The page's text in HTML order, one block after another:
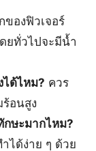
ของฟิวเจอร์
ยทั่วไปจะมีน้ำ
ได้ไหม? ควร
อนสูง
กษะมากไหม?
ได้ง่าย ๆ ด้วย